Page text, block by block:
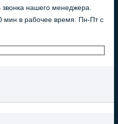
нашего менеджера.
мин в рабочее время: Пн-Пт с